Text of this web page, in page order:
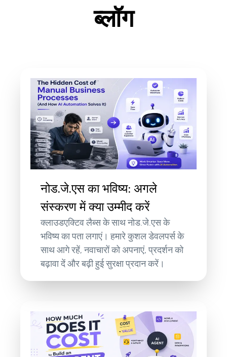
ब्लॉग
नोड.जे.एस का भविष्य: अगले
संस्करण में क्या उम्मीद करें
क्लाउडएक्टिव लैब्स के साथ नोड.जे.एस के
भविष्य का पता लगाएं। हमारे कुशल डेवलपर्स के
साथ आगे रहें, नवाचारों को अपनाएं, प्रदर्शन को
बढ़ावा दें और बढ़ी हुई सुरक्षा प्रदान करें।